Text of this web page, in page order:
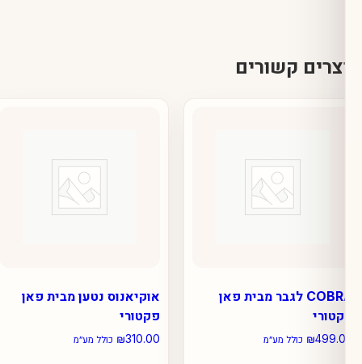
קשורים
אוקיאנוס נטען מבית פאן
₪ כולל מע״מ
COBRA לגבר מבית פאן
כולל מע״מ